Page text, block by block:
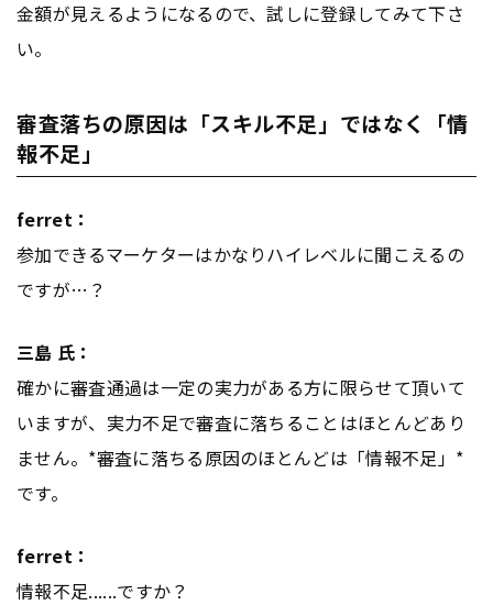
金額が見えるようになるので、試しに登録してみて下さ
い。
審査落ちの原因は「スキル不足」ではなく「情
報不足」
ferret：
参加できるマーケターはかなりハイレベルに聞こえるの
ですが…？
三島 氏：
確かに審査通過は一定の実力がある方に限らせて頂いて
いますが、実力不足で審査に落ちることはほとんどあり
ません。*審査に落ちる原因のほとんどは「情報不足」*
です。
ferret：
情報不足......ですか？